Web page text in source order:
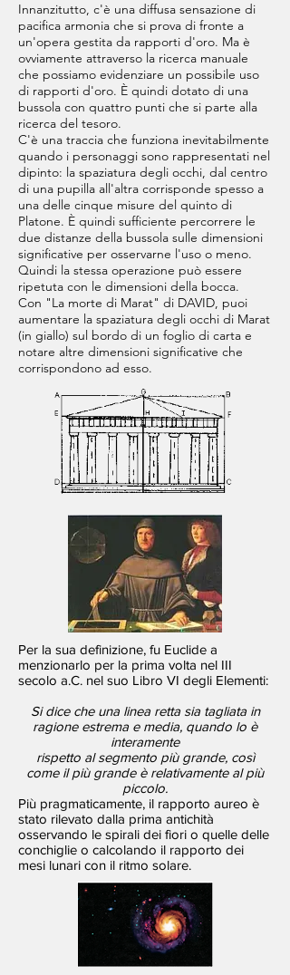
Innanzitutto, c'è una diffusa sensazione di
pacifica armonia che si prova di fronte a
un'opera gestita da rapporti d'oro. Ma è
ovviamente attraverso la ricerca manuale
che possiamo evidenziare un possibile uso
di rapporti d'oro. È quindi dotato di una
bussola con quattro punti che si parte alla
ricerca del tesoro.
C'è una traccia che funziona inevitabilmente
quando i personaggi sono rappresentati nel
dipinto: la spaziatura degli occhi, dal centro
di una pupilla all'altra corrisponde spesso a
una delle cinque misure del quinto di
Platone. È quindi sufficiente percorrere le
due distanze della bussola sulle dimensioni
significative per osservarne l'uso o meno.
Quindi la stessa operazione può essere
ripetuta con le dimensioni della bocca.
Con "La morte di Marat" di DAVID, puoi
aumentare la spaziatura degli occhi di Marat
(in giallo) sul bordo di un foglio di carta e
notare altre dimensioni significative che
corrispondono ad esso.
Per la sua definizione, fu Euclide a
menzionarlo per la prima volta nel III
secolo a.C. nel suo Libro VI degli Elementi:
Si dice che una linea retta sia tagliata in
ragione estrema e media, quando lo è
interamente
rispetto al segmento più grande, così
come il più grande è relativamente al più
piccolo.
Più pragmaticamente, il rapporto aureo è
stato rilevato dalla prima antichità
osservando le spirali dei fiori o quelle delle
conchiglie o calcolando il rapporto dei
mesi lunari con il ritmo solare.